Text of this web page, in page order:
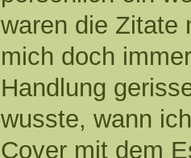
waren die Zitate
mich doch
Handlung
wusste, wann
Cover mit dem